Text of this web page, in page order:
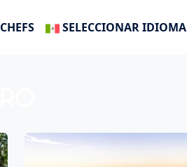
CHEFS SELECCIONAR IDIOMA